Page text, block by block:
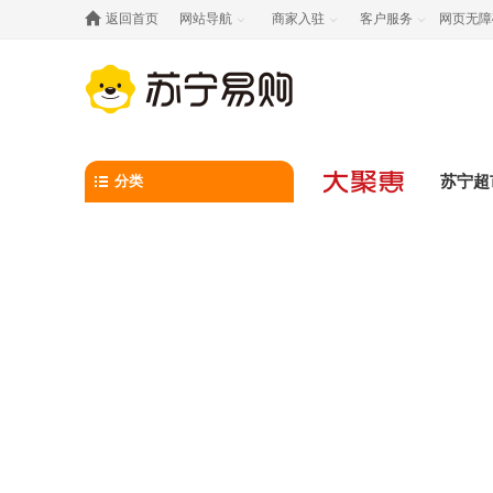
 返回首页 网站导航  商家入驻  客户服务  网页无
分类 苏宁超